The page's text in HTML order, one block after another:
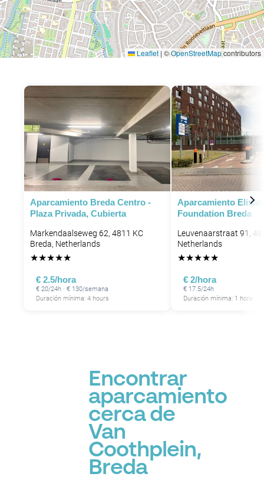
Leaflet | ©OpenStreetMapcontributors
Aparcamiento Breda Centro -
Plaza Privada, Cubierta
Markendaalseweg 62, 4811 KC
Breda, Netherlands
★★★★★
€ 2.5/hora
€ 20/24h · € 130/semana
Duración mínima: 4 hours
Aparcamiento
Foundation Breda
Leuvenaarstraat 91,
Netherlands
★★★★★
€ 2/hora
€ 17.5/24h
Duración mínima: 1 hora
Encontrar
aparcamiento
cerca de
Van
Coothplein,
Breda